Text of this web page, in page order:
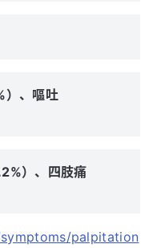
）、嘔吐
）、四肢痛
palpitation